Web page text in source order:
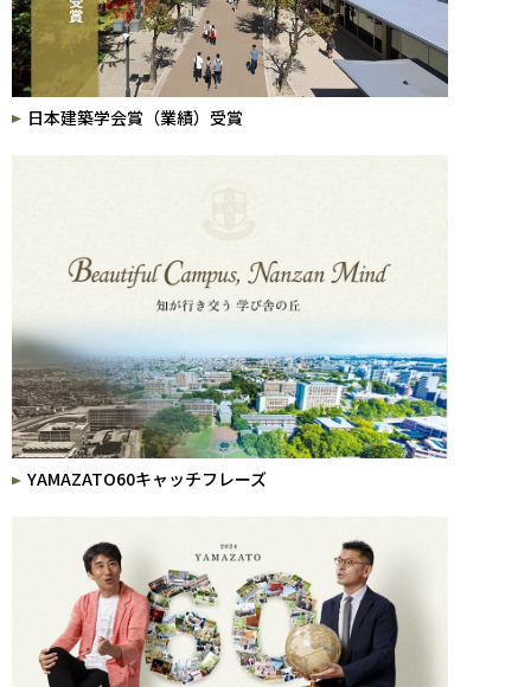
日本建築学会賞（業績）受賞
YAMAZATO60キャッチフレーズ